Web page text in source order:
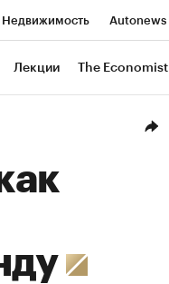
Недвижимость Autonews
Тренды Визионеры
Лекции The Economist